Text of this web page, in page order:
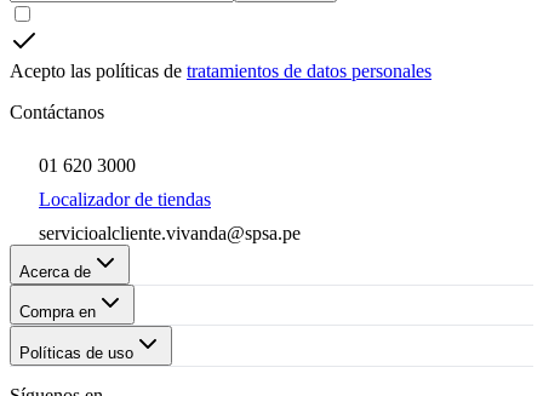
Acepto las políticas de tratamientos de datos personales
Contáctanos
01 620 3000
Localizador de tiendas
servicioalcliente.vivanda@spsa.pe
Acerca de
Compra en
Políticas de uso